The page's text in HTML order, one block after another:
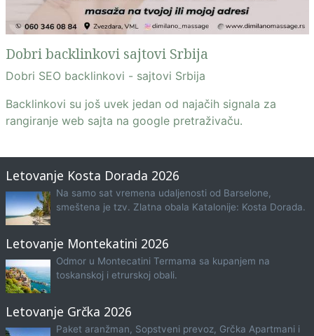
Dobri backlinkovi sajtovi Srbija
Dobri SEO backlinkovi - sajtovi Srbija
Backlinkovi su još uvek jedan od najačih signala za
rangiranje web sajta na google pretraživaču.
Letovanje Kosta Dorada 2026
Na samo sat vremena udaljenosti od Barselone,
smeštena je tzv. Zlatna obala Katalonije: Kosta Dorada.
Letovanje Montekatini 2026
Odmor u Montecatini Termama sa kupanjem na
toskanskoj i etrurskoj obali.
Letovanje Grčka 2026
Paket aranžman, Sopstveni prevoz, Grčka Apartmani i